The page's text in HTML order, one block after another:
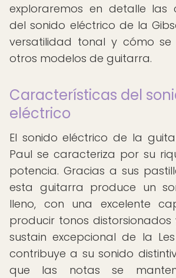
exploraremos en detalle las
del sonido eléctrico de la
versatilidad tonal y cómo
otros modelos de guitarra.
Características del
eléctrico
El sonido eléctrico de la
Paul se caracteriza por su
potencia. Gracias a sus
esta guitarra produce un
lleno, con una excelente
producir tonos distorsionados
sustain excepcional de la
contribuye a su sonido
que las notas se